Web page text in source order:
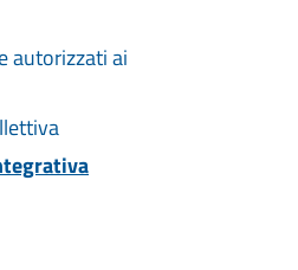
autorizzati ai